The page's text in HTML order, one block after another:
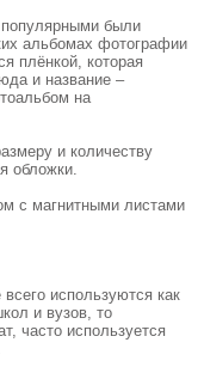
популярными были
альбомах фотографии
плёнкой, которая
и название –
на
и количеству
обложки.
с магнитными листами
используются как
и вузов, то
часто используется